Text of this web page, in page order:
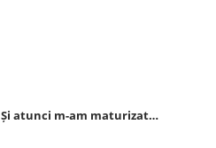
Și atunci m-am maturizat…